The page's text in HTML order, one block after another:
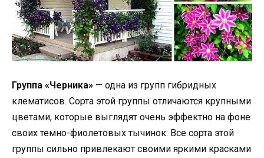
Группа «Черника» — одна из групп гибридных
клематисов. Сорта этой группы отличаются крупными
цветами, которые выглядят очень эффектно на фоне
своих темно-фиолетовых тычинок. Все сорта этой
группы сильно привлекают своими яркими красками